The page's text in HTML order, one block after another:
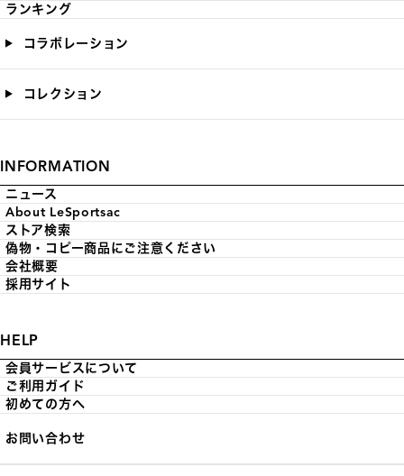
ランキング
コラボレーション
コレクション
INFORMATION
ニュース
About LeSportsac
ストア検索
偽物・コピー商品にご注意ください
会社概要
採用サイト
HELP
会員サービスについて
ご利用ガイド
初めての方へ
お問い合わせ